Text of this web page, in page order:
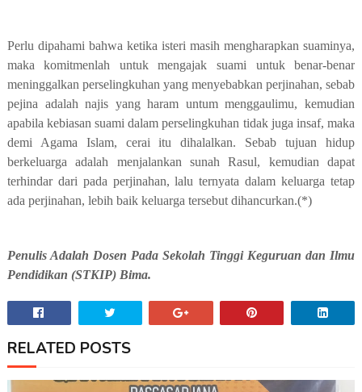
Perlu dipahami bahwa ketika isteri masih mengharapkan suaminya,
maka komitmenlah untuk mengajak suami untuk benar-benar
meninggalkan perselingkuhan yang menyebabkan perjinahan, sebab
pejina adalah najis yang haram untum menggaulimu, kemudian
apabila kebiasan suami dalam perselingkuhan tidak juga insaf, maka
demi Agama Islam, cerai itu dihalalkan. Sebab tujuan hidup
berkeluarga adalah menjalankan sunah Rasul, kemudian dapat
terhindar dari pada perjinahan, lalu ternyata dalam keluarga tetap
ada perjinahan, lebih baik keluarga tersebut dihancurkan.(*)
Penulis Adalah Dosen Pada Sekolah Tinggi Keguruan dan Ilmu
Pendidikan (STKIP) Bima.
RELATED POSTS